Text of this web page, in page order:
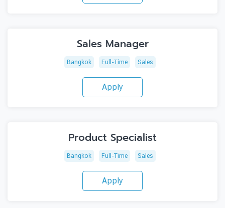
Sales Manager
Bangkok Full-Time Sales
Apply
Product Specialist
Bangkok Full-Time Sales
Apply